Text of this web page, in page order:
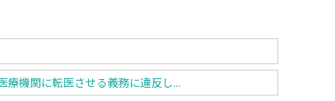
機関に転医させる義務に違反し...